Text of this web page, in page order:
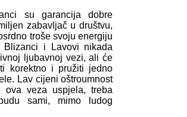
su garancija dobre
zabavljač u društvu,
troše svoju energiju
i Lavovi nikada
ljubavnoj vezi, ali će
korektno i pružiti jedno
Lav cijeni oštroumnost
ova veza uspjela, treba
sami, mimo ludog